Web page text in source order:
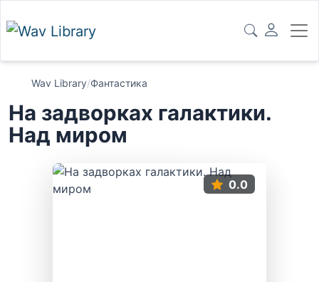
Wav Library/Фантастика
На задворках галактики.
Над миром
0.0